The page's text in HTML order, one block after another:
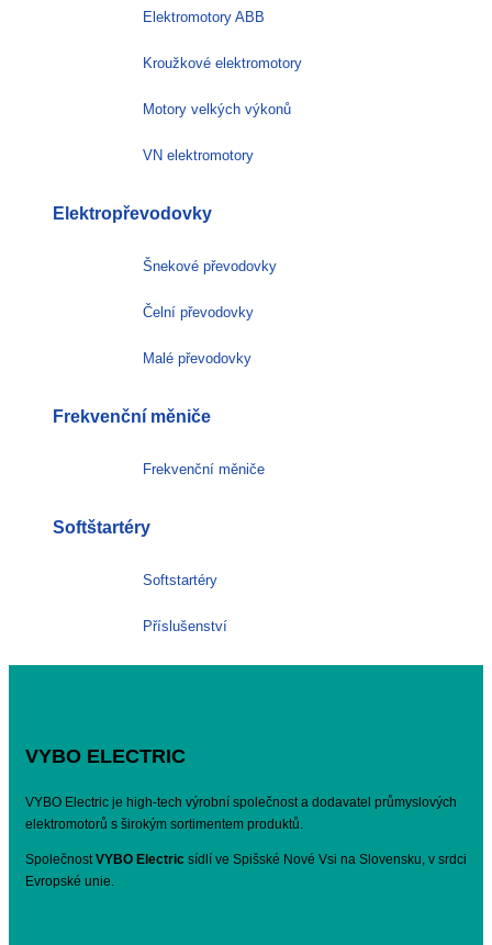
Elektromotory ABB
Kroužkové elektromotory
Motory velkých výkonů
VN elektromotory
Elektropřevodovky
Šnekové převodovky
Čelní převodovky
Malé převodovky
Frekvenční měniče
Frekvenční měniče
Softštartéry
Softstartéry
Příslušenství
VYBO ELECTRIC
VYBO Electric je high-tech výrobní společnost a dodavatel průmyslových
elektromotorů s širokým sortimentem produktů.
SpolečnostVYBO Electric sídlí ve Spišské Nové Vsi na Slovensku, v srdci
Evropské unie.